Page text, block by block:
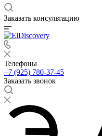
Заказать консультацию
Телефоны
+7 (925) 780-37-45
Заказать звонок